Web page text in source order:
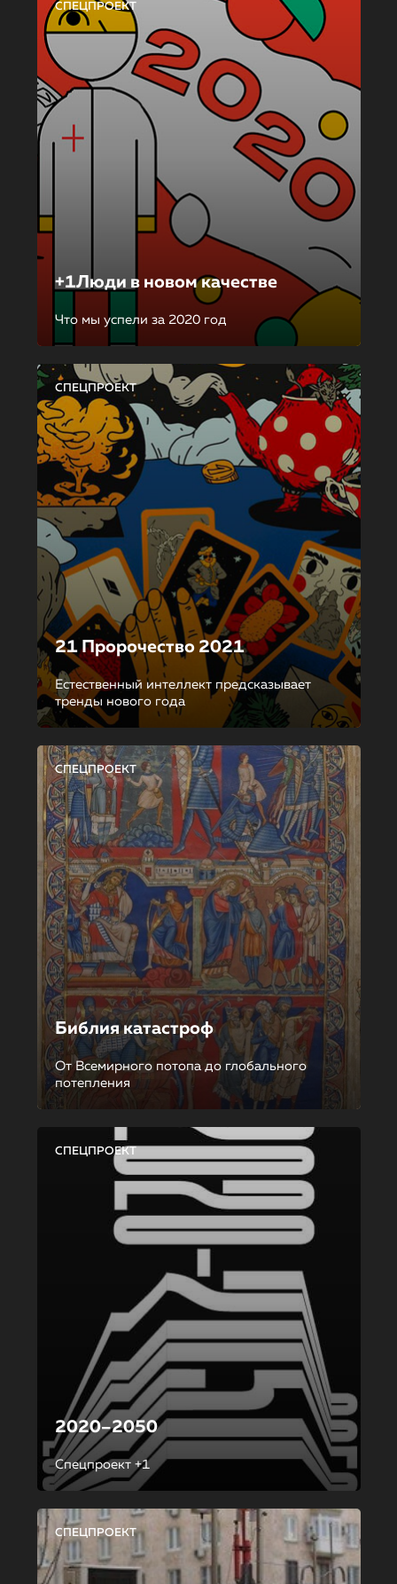
СПЕЦПРОЕКТ
+1Люди в новом качестве
Что мы успели за 2020 год
СПЕЦПРОЕКТ
21 Пророчество 2021
Естественный интеллект предсказывает
тренды нового года
СПЕЦПРОЕКТ
Библия катастроф
От Всемирного потопа до глобального
потепления
СПЕЦПРОЕКТ
2020–2050
Спецпроект +1
СПЕЦПРОЕКТ